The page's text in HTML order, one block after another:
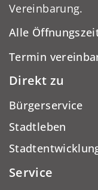
Vereinbarung.
Alle
Termin
Direkt zu
Bürgerservice
Stadtleben
Service